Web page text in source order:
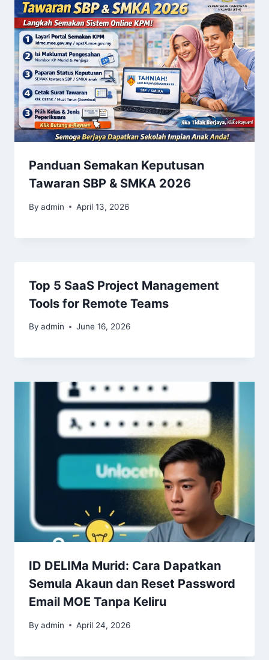
Panduan Semakan Keputusan
Tawaran SBP & SMKA 2026
By admin April 13, 2026
Top 5 SaaS Project Management
Tools for Remote Teams
By admin June 16, 2026
ID DELIMa Murid: Cara Dapatkan
Semula Akaun dan Reset Password
Email MOE Tanpa Keliru
By admin April 24, 2026